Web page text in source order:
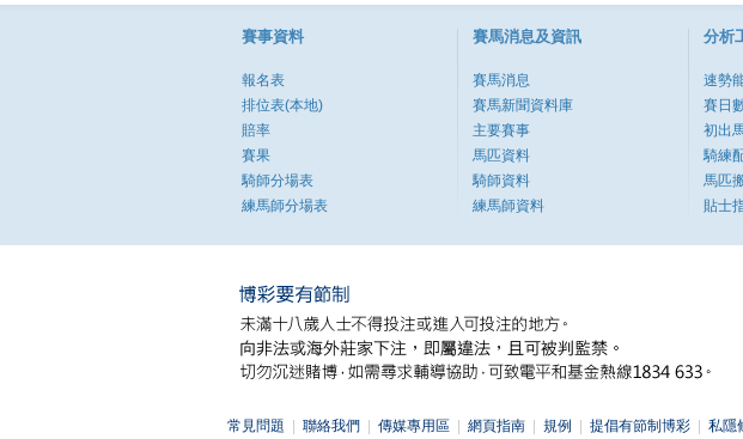
賽事資料
報名表
排位表(本地)
賠率
賽果
騎師分場表
練馬師分場表
賽馬消息及資訊
賽馬消息
賽馬新聞資料庫
主要賽事
馬匹資料
騎師資料
練馬師資料
分析
速勢
賽日
初出
騎練
馬匹
貼士
常見問題 聯絡我們 傳媒專用區 網頁指南 規例 提倡有節制博彩 私隱